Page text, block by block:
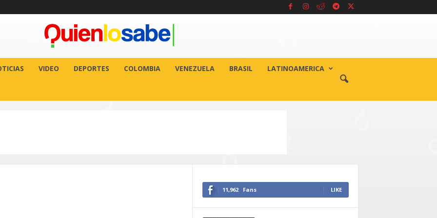
VIDEO DEPORTES COLOMBIA VENEZUELA BRASIL LATINOAMERICA
11,962 Fans LIKE